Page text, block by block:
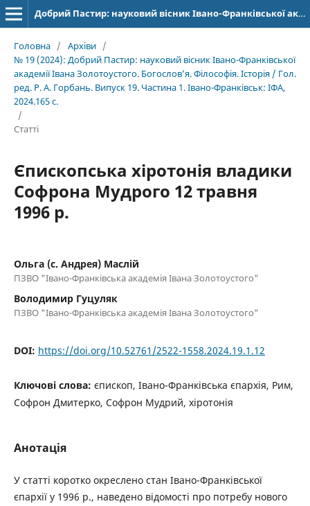
Добрий Пастир: науковий вісник Івано-Франківської академії Івана Золотоустого. Богослов’я. Філософія. Історія
Головна / Архіви /
№ 19 (2024): Добрий Пастир: науковий вісник Івано-Франківської
академії Івана Золотоустого. Богослов’я. Філософія. Історія / Гол.
ред. Р. А. Горбань. Випуск 19. Частина 1. Івано-Франківськ: ІФА,
2024.165 с.
/
Статті
Єпископська хіротонія владики
Софрона Мудрого 12 травня
1996 р.
Ольга (с. Андрея) Маслій
ПЗВО "Івано-Франківська академія Івана Золотоустого"
Володимир Гуцуляк
ПЗВО "Івано-Франківська академія Івана Золотоустого"
DOI: https://doi.org/10.52761/2522-1558.2024.19.1.12
Ключові слова: єпископ, Івано-Франківська єпархія, Рим,
Софрон Дмитерко, Софрон Мудрий, хіротонія
Анотація
У статті коротко окреслено стан Івано-Франківської
єпархії у 1996 р., наведено відомості про потребу нового